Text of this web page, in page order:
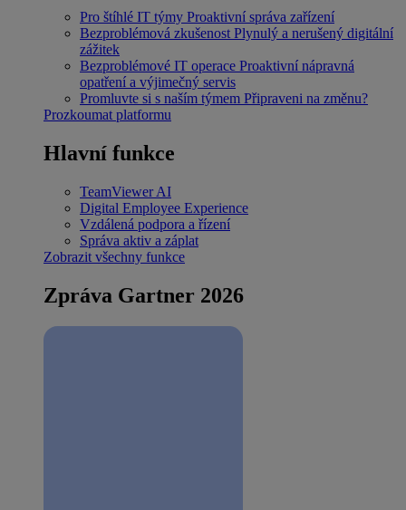
Pro štíhlé IT týmy Proaktivní správa zařízení
Bezproblémová zkušenost Plynulý a nerušený digitální
zážitek
Bezproblémové IT operace Proaktivní nápravná
opatření a výjimečný servis
Promluvte si s naším týmem Připraveni na změnu?
Prozkoumat platformu
Hlavní funkce
TeamViewer AI
Digital Employee Experience
Vzdálená podpora a řízení
Správa aktiv a záplat
Zobrazit všechny funkce
Zpráva Gartner 2026